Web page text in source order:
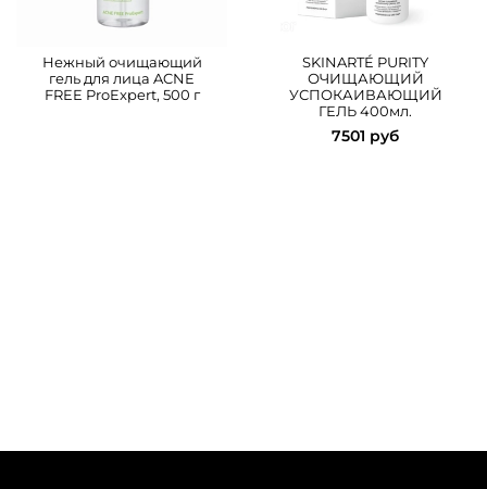
Нежный очищающий
гель для лица ACNE
FREE ProExpert, 500 г
SKINARTÉ PURITY
ОЧИЩАЮЩИЙ
УСПОКАИВАЮЩИЙ
ГЕЛЬ 400мл.
7501 руб